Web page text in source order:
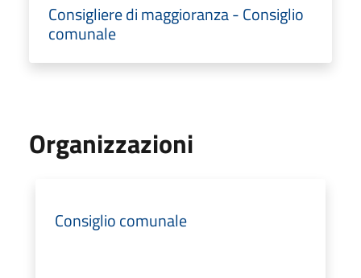
Consigliere di maggioranza - Consiglio
comunale
Organizzazioni
Consiglio comunale